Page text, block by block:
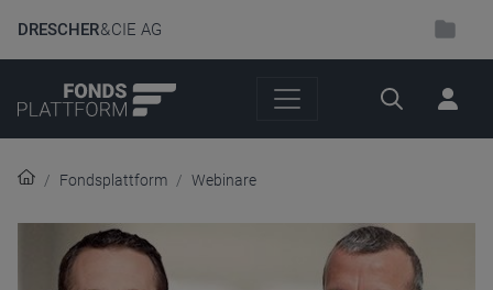
DRESCHER& CIE AG
Suche
Fondsplattform Webinare